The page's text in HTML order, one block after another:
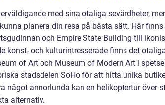
med sina otaliga sevärdheter,
planera din resa på bästa sätt. Här
och Empire State Building till
konst- och kulturintresserade finns det
of Art och Museum of Modern Art i
stadsdelen SoHo för att hitta unika
något annorlunda kan en helikoptertur över
alternativ.